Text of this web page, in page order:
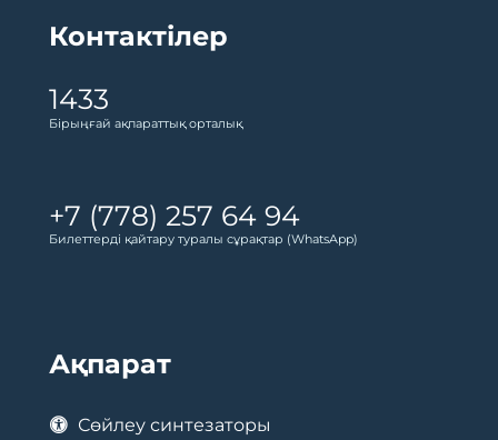
Контактілер
1433
Бірыңғай ақпараттық орталық
+7 (778) 257 64 94
Билеттерді қайтару туралы сұрақтар (WhatsApp)
Ақпарат
Сөйлеу синтезаторы